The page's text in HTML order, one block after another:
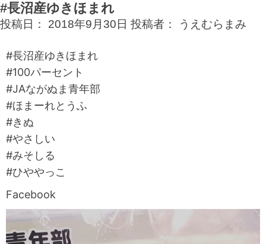
#長沼産ゆきほまれ
投稿日： 2018年9月30日 投稿者： うえむらまみ
#長沼産ゆきほまれ
#100パーセント
#JAながぬま青年部
#ほまーれとうふ
#きぬ
#やさしい
#みそしる
#ひややっこ
Facebook